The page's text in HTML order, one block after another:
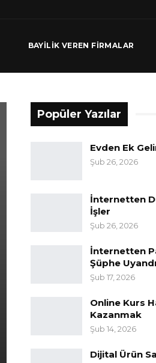
BAYILIK VEREN FIRMALAR
Popüler Yazılar
Evden Ek
Şub 26, 2026
İnternetten
İşler
Şub 26, 2026
İnternetten
Şüphe
Şub 17, 2026
Online Kurs
Kazanmak
Şub 14, 2026
Dijital Ürün